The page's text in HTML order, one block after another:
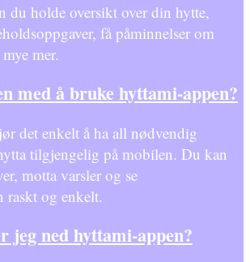
du holde oversikt over din hytte,
få påminnelser om
mer.
med å bruke hyttami-appen?
det enkelt å ha all nødvendig
tilgjengelig på mobilen. Du kan
motta varsler og se
raskt og enkelt.
jeg ned hyttami-appen?